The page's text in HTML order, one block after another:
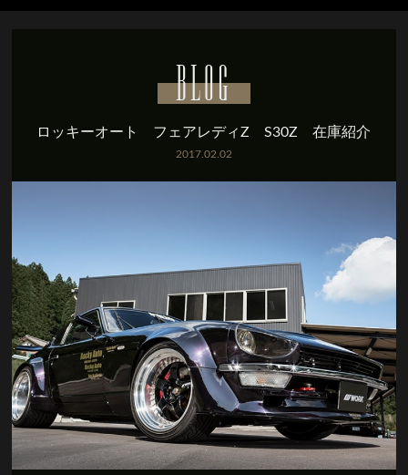
BLOG
ロッキーオート フェアレディZ S30Z 在庫紹介
2017.02.02